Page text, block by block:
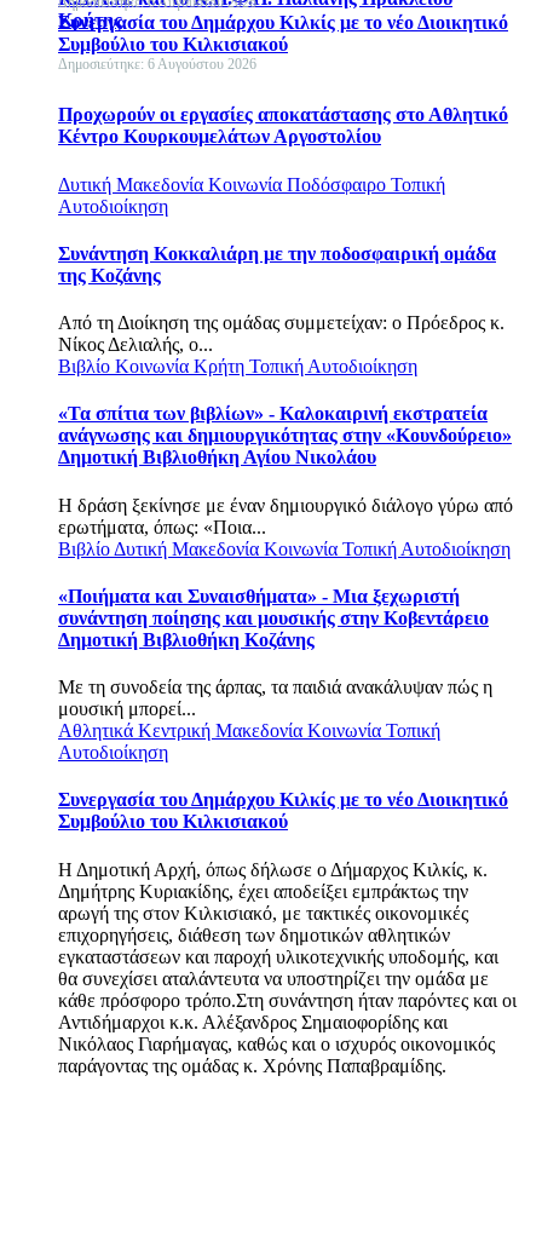
Κρήτης
Προχωρούν οι εργασίες αποκατάστασης στο Αθλητικό
Κέντρο Κουρκουμελάτων Αργοστολίου
Δυτική Μακεδονία Κοινωνία Ποδόσφαιρο Τοπική
Αυτοδιοίκηση
Συνάντηση Κοκκαλιάρη με την ποδοσφαιρική ομάδα
της Κοζάνης
Από τη Διοίκηση της ομάδας συμμετείχαν: o Πρόεδρος κ.
Νίκος Δελιαλής, ο...
Βιβλίο Κοινωνία Κρήτη Τοπική Αυτοδιοίκηση
«Τα σπίτια των βιβλίων» - Καλοκαιρινή εκστρατεία
ανάγνωσης και δημιουργικότητας στην «Κουνδούρειο»
Δημοτική Βιβλιοθήκη Αγίου Νικολάου
Η δράση ξεκίνησε με έναν δημιουργικό διάλογο γύρω από
ερωτήματα, όπως: «Ποια...
Βιβλίο Δυτική Μακεδονία Κοινωνία Τοπική Αυτοδιοίκηση
«Ποιήματα και Συναισθήματα» - Μια ξεχωριστή
συνάντηση ποίησης και μουσικής στην Κοβεντάρειο
Δημοτική Βιβλιοθήκη Κοζάνης
Με τη συνοδεία της άρπας, τα παιδιά ανακάλυψαν πώς η
μουσική μπορεί...
Αθλητικά Κεντρική Μακεδονία Κοινωνία Τοπική
Αυτοδιοίκηση
Συνεργασία του Δημάρχου Κιλκίς με το νέο Διοικητικό
Συμβούλιο του Κιλκισιακού
Η Δημοτική Αρχή, όπως δήλωσε ο Δήμαρχος Κιλκίς, κ.
Δημήτρης Κυριακίδης, έχει αποδείξει εμπράκτως την
αρωγή της στον Κιλκισιακό, με τακτικές οικονομικές
επιχορηγήσεις, διάθεση των δημοτικών αθλητικών
εγκαταστάσεων και παροχή υλικοτεχνικής υποδομής, και
θα συνεχίσει αταλάντευτα να υποστηρίζει την ομάδα με
κάθε πρόσφορο τρόπο.Στη συνάντηση ήταν παρόντες και οι
Αντιδήμαρχοι κ.κ. Αλέξανδρος Σημαιοφορίδης και
Νικόλαος Γιαρήμαγας, καθώς και ο ισχυρός οικονομικός
παράγοντας της ομάδας κ. Χρόνης Παπαβραμίδης.
Συνεργασία του Δημάρχου Κιλκίς με το νέο Διοικητικό
Συμβούλιο του Κιλκισιακού
Δημοσιεύτηκε: 6 Αυγούστου 2026